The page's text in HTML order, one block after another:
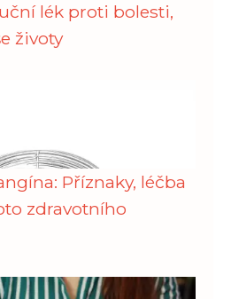
lék proti bolesti,
životy
Příznaky, léčba
zdravotního